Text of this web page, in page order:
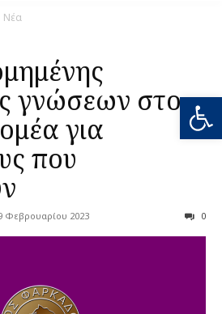
Νέα
γνώσεων στο
για
που
Φεβρουαρίου 2023 0